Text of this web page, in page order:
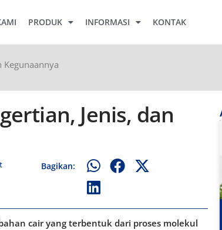
PRODUK INFORMASI KONTAK
Kegunaannya
Jenis, dan
Bagikan:
cair yang terbentuk dari proses molekul